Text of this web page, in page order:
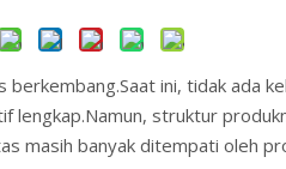
ini, tidak ada
lengkap.Namun, struktur
masih banyak ditempati oleh